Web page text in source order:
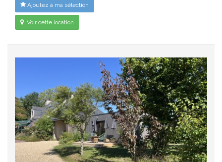
Ajoutez à ma sélection
Voir cette location